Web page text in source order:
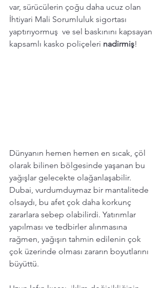
var, sürücülerin çoğu daha ucuz olan
İhtiyari Mali Sorumluluk sigortası
yaptırıyormuş  ve sel baskınını kapsayan
kapsamlı kasko poliçeleri nadirmiş!
Dünyanın hemen hemen en sıcak, çöl
olarak bilinen bölgesinde yaşanan bu
yağışlar gelecekte olağanlaşabilir.
Dubai, vurdumduymaz bir mantalitede
olsaydı, bu afet çok daha korkunç
zararlara sebep olabilirdi. Yatırımlar
yapılması ve tedbirler alınmasına
rağmen, yağışın tahmin edilenin çok
çok üzerinde olması zararın boyutlarını
büyüttü.